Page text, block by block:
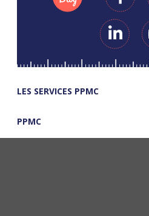
LES SERVICES PPMC
PPMC